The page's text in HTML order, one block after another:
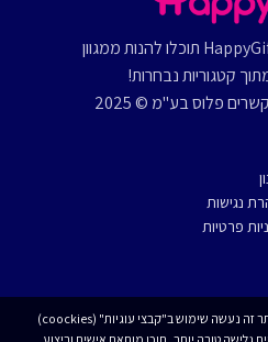
במועדון ההטבות של HappyGift תוכלו להנות ממגוון
קטגוריות נבחרות!
פלוס בע"מ © 2025
נגישות
פרטיות
הפרטיות שלכם חשובה לנו לידיעתכם, באתר זה נעשה שימוש ב"קבצי עוגיות" (coockies)